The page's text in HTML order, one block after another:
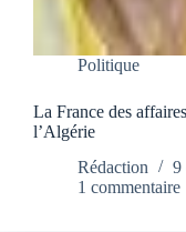
Politique
La France des
l’Algérie
Rédaction
9
1 commentaire